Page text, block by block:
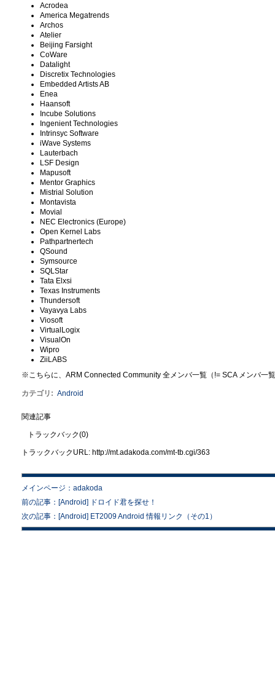
Acrodea
America Megatrends
Archos
Atelier
Beijing Farsight
CoWare
Datalight
Discretix Technologies
Embedded Artists AB
Enea
Haansoft
Incube Solutions
Ingenient Technologies
Intrinsyc Software
iWave Systems
Lauterbach
LSF Design
Mapusoft
Mentor Graphics
Mistrial Solution
Montavista
Movial
NEC Electronics (Europe)
Open Kernel Labs
Pathpartnertech
QSound
Symsource
SQLStar
Tata Elxsi
Texas Instruments
Thundersoft
Vayavya Labs
Viosoft
VirtualLogix
VisualOn
Wipro
ZiiLABS
※こちらに、ARM Connected Community 全メンバ一覧（!= SCA メンバ一
カテゴリ : Android
関連記事
トラックバック(0)
トラックバックURL: http://mt.adakoda.com/mt-tb.cgi/363
メインページ：adakoda
前の記事：[Android] ドロイド君を探せ！
次の記事：[Android] ET2009 Android 情報リンク（その1）